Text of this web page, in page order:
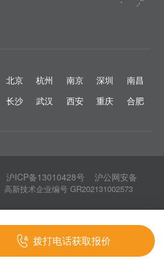
北京 杭州 南京 深圳
南昌
长沙 武汉 西安 重庆 合肥
沪ICP备13010428号
沪公网安备
高新技术企业编号 GR202131002573
拨打电话获取报价